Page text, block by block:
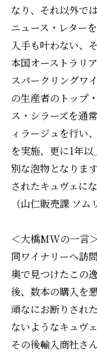
なり、それ以外で
ニュース・レター
入手も叶わない、
本国オーストラリ
スパークリングワ
の生産者のトップ
ス・シラーズを通
ィラージュを行い
を実施、更に1年
別な泡物となりま
されたキュヴェに
（山仁販売課 ソム
＜大橋MWの一言＞
同ワイナリーへ訪
奥で見つけたこの
後、数本の購入を
頑なにお断りされ
ないようなキュヴ
その後輸入商社さ